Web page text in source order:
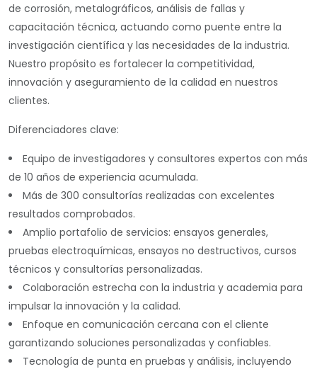
de corrosión, metalográficos, análisis de fallas y
capacitación técnica, actuando como puente entre la
investigación científica y las necesidades de la industria.
Nuestro propósito es fortalecer la competitividad,
innovación y aseguramiento de la calidad en nuestros
clientes.
Diferenciadores clave:
Equipo de investigadores y consultores expertos con más
de 10 años de experiencia acumulada.
Más de 300 consultorías realizadas con excelentes
resultados comprobados.
Amplio portafolio de servicios: ensayos generales,
pruebas electroquímicas, ensayos no destructivos, cursos
técnicos y consultorías personalizadas.
Colaboración estrecha con la industria y academia para
impulsar la innovación y la calidad.
Enfoque en comunicación cercana con el cliente
garantizando soluciones personalizadas y confiables.
Tecnología de punta en pruebas y análisis, incluyendo